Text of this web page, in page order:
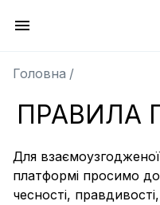
Головна /
ПРАВИЛА
Для взаємоузгодженої
платформі просимо
чесності,